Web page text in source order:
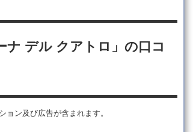
ナ デル クアトロ」の口コ
ョン及び広告が含まれます。